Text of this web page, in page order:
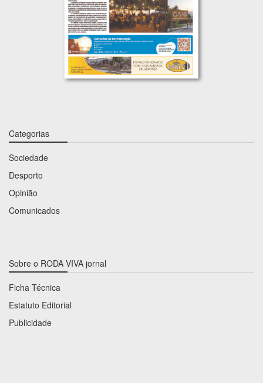
Categorias
Sociedade
Desporto
Opinião
Comunicados
Sobre o RODA VIVA jornal
Ficha Técnica
Estatuto Editorial
Publicidade